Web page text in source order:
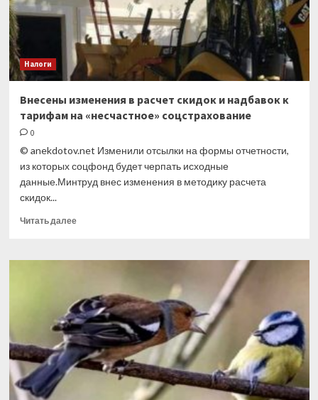
Налоги
Внесены изменения в расчет скидок и надбавок к
тарифам на «несчастное» соцстрахование
0
© anekdotov.net Изменили отсылки на формы отчетности,
из которых соцфонд будет черпать исходные
данные.Минтруд внес изменения в методику расчета
скидок...
Читать далееПрочитать
Внесены
расчет
скидок
и
надбавок
к
тарифам
«несчастное»